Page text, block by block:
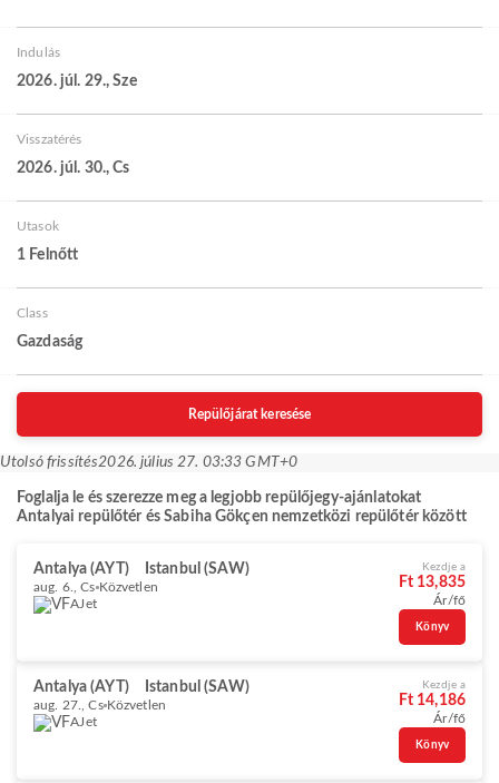
Indulás
2026. júl. 29., Sze
Visszatérés
2026. júl. 30., Cs
Utasok
1 Felnőtt
Class
Gazdaság
Repülőjárat keresése
Utolsó frissítés2026. július 27. 03:33 GMT+0
Foglalja le és szerezze meg a legjobb repülőjegy-ajánlatokat
Antalyai repülőtér és Sabiha Gökçen nemzetközi repülőtér között
Antalya (AYT) Istanbul (SAW)
aug. 6., Cs Közvetlen
AJet
Kezdje a
Ft 13,835
Ár/fő
Könyv
Antalya (AYT) Istanbul (SAW)
aug. 27., Cs Közvetlen
AJet
Kezdje a
Ft 14,186
Ár/fő
Könyv